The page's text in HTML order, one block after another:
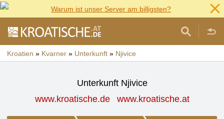
Warum ist unser Server am billigsten?
Kroatien » Kvarner » Unterkunft » Njivice
Unterkunft Njivice
www.kroatische.de
www.kroatische.at